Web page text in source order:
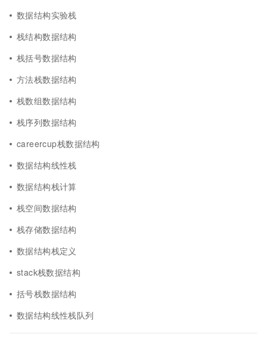
数据结构实验栈
栈结构数据结构
栈括号数据结构
方法栈数据结构
栈数组数据结构
栈序列数据结构
careercup栈数据结构
数据结构线性栈
数据结构栈计算
栈空间数据结构
栈存储数据结构
数据结构栈定义
stack栈数据结构
括号栈数据结构
数据结构线性栈队列